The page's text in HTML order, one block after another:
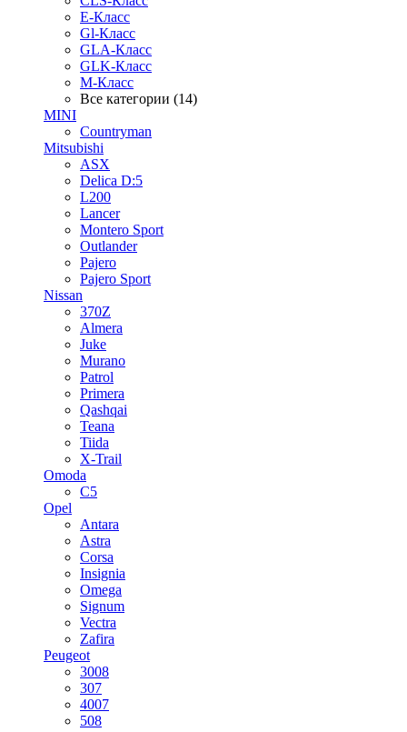
E-Класс
Gl-Класс
GLA-Класс
GLK-Класс
M-Класс
Все категории (14)
MINI
Countryman
Mitsubishi
ASX
Delica D:5
L200
Lancer
Montero Sport
Outlander
Pajero
Pajero Sport
Nissan
370Z
Almera
Juke
Murano
Patrol
Primera
Qashqai
Teana
Tiida
X-Trail
Omoda
C5
Opel
Antara
Astra
Corsa
Insignia
Omega
Signum
Vectra
Zafira
Peugeot
3008
307
4007
508